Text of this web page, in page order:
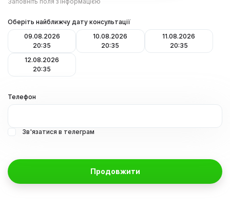
Оберіть найближчу дату консультації
09.08.2026
20:35
10.08.2026
20:35
11.08.2026
20:35
12.08.2026
20:35
Телефон
Зв'язатися в телеграм
Продовжити